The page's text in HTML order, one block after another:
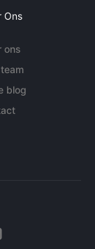
Ons
ons
blog